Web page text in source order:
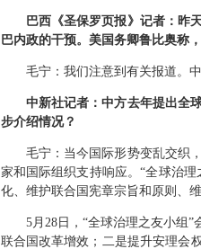
巴西《圣保罗页报》记者：昨
巴内政的干预。美国务卿鲁比奥称
毛宁：我们注意到有关报道。
中新社记者：中方去年提出全
步介绍情况？
毛宁：当今国际形势变乱交织
家和国际组织支持响应。“全球治
化、维护联合国宪章宗旨和原则、
5月28日，“全球治理之友小组
联合国改革增效；二是提升安理会